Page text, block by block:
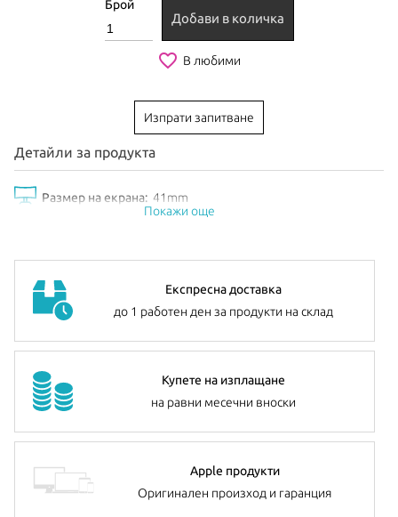
Брой
Добави в количка
favorite_border В любими
Изпрати запитване
Детайли за продукта
Размер на екрана: 41mm
Покажи още
Експресна доставка
до 1 работен ден за продукти на склад
Купете на изплащане
на равни месечни вноски
Apple продукти
Оригинален произход и гаранция